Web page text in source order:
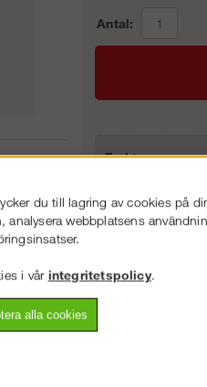
Antal:
Frakt:
Andra köpte även
du till lagring av cookies på
analysera webbplatsens
i vår integritetspolicy.
alla cookies
FÖRETAG NEDAN.